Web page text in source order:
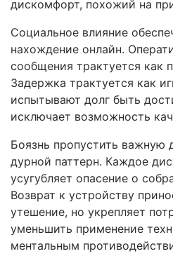
дискомфорт, похожий на
Социальное влияние
нахождение онлайн.
сообщения трактуется как
Задержка трактуется как
испытывают долг быть
исключает возможность
Боязнь пропустить важную
дурной паттерн. Каждое
усугубляет опасение о
Возврат к устройству
утешение, но укрепляет
уменьшить применение
ментальным